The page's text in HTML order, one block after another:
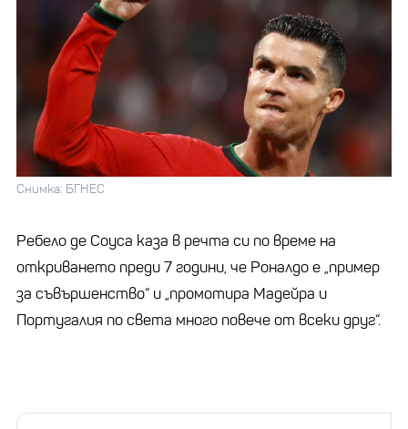
Снимка: БГНЕС
Ребело де Соуса каза в речта си по време на
откриването преди 7 години, че Роналдо е „пример
за съвършенство“ и „промотира Мадейра и
Португалия по света много повече от всеки друг“.